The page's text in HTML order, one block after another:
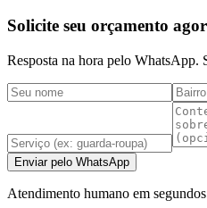
Solicite seu orçamento
Resposta na hora pelo WhatsApp.
Enviar pelo WhatsApp
Atendimento humano em